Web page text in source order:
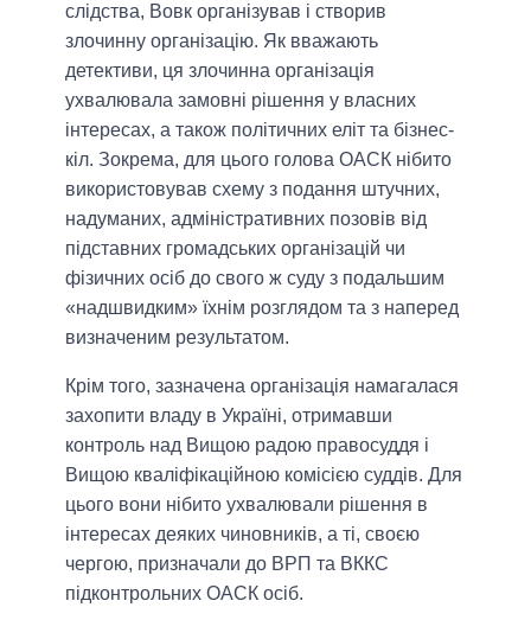
слідства, Вовк організував і створив
злочинну організацію. Як вважають
детективи, ця злочинна організація
ухвалювала замовні рішення у власних
інтересах, а також політичних еліт та бізнес-
кіл. Зокрема, для цього голова ОАСК нібито
використовував схему з подання штучних,
надуманих, адміністративних позовів від
підставних громадських організацій чи
фізичних осіб до свого ж суду з подальшим
«надшвидким» їхнім розглядом та з наперед
визначеним результатом.
Крім того, зазначена організація намагалася
захопити владу в Україні, отримавши
контроль над Вищою радою правосуддя і
Вищою кваліфікаційною комісією суддів. Для
цього вони нібито ухвалювали рішення в
інтересах деяких чиновників, а ті, своєю
чергою, призначали до ВРП та ВККС
підконтрольних ОАСК осіб.